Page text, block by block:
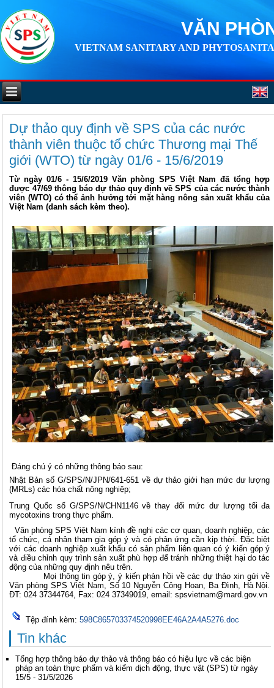
VĂN
VIETNAM SANITARY AND
Dự thảo quy định về SPS của các nước
thành viên thuộc tổ chức Thương mại Thế
giới (WTO) từ ngày 01/6 - 15/6/2019
Từ ngày 01/6 - 15/6/2019 Văn phòng SPS Việt Nam đã tổng hợp
được 47/69 thông báo dự thảo quy định về SPS của các nước thành
viên (WTO) có thể ảnh hưởng tới mặt hàng nông sản xuất khẩu của
Việt Nam (danh sách kèm theo).
Đáng chú ý có những thông báo sau:
Nhật Bản số G/SPS/N/JPN/641-651 về dự thảo giới hạn mức dư lượng
(MRLs) các hóa chất nông nghiệp;
Trung Quốc số G/SPS/N/CHN1146 về thay đổi mức dư lượng tối đa
mycotoxins trong thực phẩm.
Văn phòng SPS Việt Nam kính đề nghị các cơ quan, doanh nghiệp, các
tổ chức, cá nhân tham gia góp ý và có phản ứng cần kịp thời. Đặc biệt
với các doanh nghiệp xuất khẩu có sản phẩm liên quan có ý kiến góp ý
và điều chỉnh quy trình sản xuất phù hợp để tránh những thiệt hại do tác
động của những quy định nêu trên.
Mọi thông tin góp ý, ý kiến phản hồi về các dự thảo xin gửi về
Văn phòng SPS Việt Nam, Số 10 Nguyễn Công Hoan, Ba Đình, Hà Nội.
ĐT: 024 37344764, Fax: 024 37349019, email: spsvietnam@mard.gov.vn
Tệp đính kèm: 598C865703374520998EE46A2A4A5276.doc
Tin khác
Tổng hợp thông báo dự thảo và thông báo có hiệu lực về các biện
pháp an toàn thực phẩm và kiểm dịch động, thực vật (SPS) từ ngày
15/5 - 31/5/2026